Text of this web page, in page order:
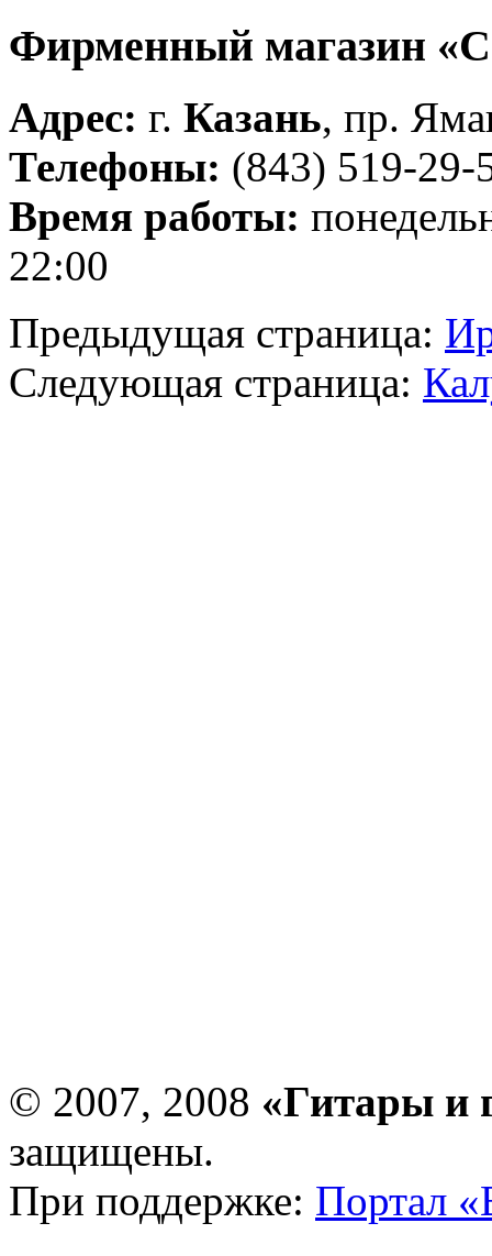
Фирменный магазин
Адрес: г. Казань, пр.
Телефоны: (843) 519-29-
Время работы:
22:00
Предыдущая страница:
Следующая страница:
© 2007, 2008 «Гитары и
защищены.
При поддержке: Портал